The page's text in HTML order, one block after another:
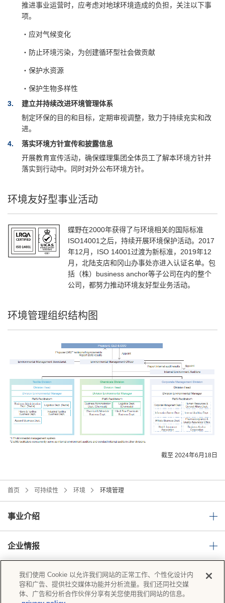
推进事业运营时，应考虑对地球环境造成的负担，关注以下事
项。
・应对气候变化
・防止环境污染，为创建循环型社会做贡献
・保护水资源
・保护生物多样性
3
建立并持续改进环境管理体系
制定环保的目的和目标，定期审视调整，致力于持续充实和改
进。
4
落实环境方针宣传和披露信息
开展教育宣传活动，确保蝶理集团全体员工了解本环境方针并
落实到行动中。同时对外公布环境方针。
环境友好型事业活动
蝶野在2000年获得了与环境相关的国际标准
ISO14001之后，持续开展环境保护活动。2017
年12月，ISO 14001过渡为新标准，2019年12
月，北陆支店和冈山办事处亦进入认证名单。包
括（株）business anchor等子公司在内的整个
公司，都努力推动环境友好型业务活动。
环境管理组织结构图
截至 2024年6月18日
首页 可持续性 环境 环境管理
事业介绍
企业情报
可持续性
我们使用 Cookie 以允许我们网站的正常工作、个性化设计内
容和广告、提供社交媒体功能并分析流量。我们还同社交媒
体、广告和分析合作伙伴分享有关您使用我们网站的信息。